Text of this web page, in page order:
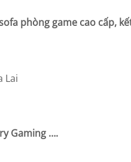
phòng game cao cấp,
Gaming ….